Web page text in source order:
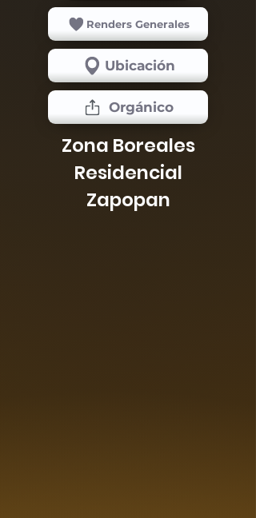
Renders Generales
Ubicación
Orgánico
Zona Boreales
Residencial
Zapopan